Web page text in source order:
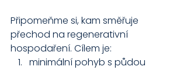
Připomeňme si, kam směřuje
přechod na regenerativní
hospodaření. Cílem je:
minimální pohyb s půdou